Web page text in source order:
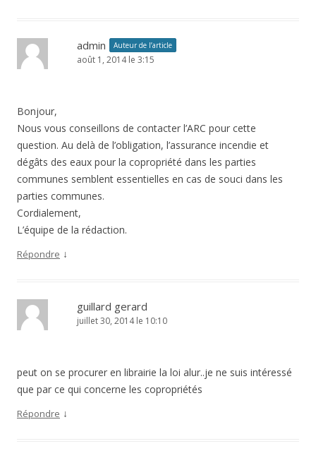
admin Auteur de l’article
août 1, 2014 le 3:15
Bonjour,
Nous vous conseillons de contacter l’ARC pour cette
question. Au delà de l’obligation, l’assurance incendie et
dégâts des eaux pour la copropriété dans les parties
communes semblent essentielles en cas de souci dans les
parties communes.
Cordialement,
L’équipe de la rédaction.
Répondre ↓
guillard gerard
juillet 30, 2014 le 10:10
peut on se procurer en librairie la loi alur..je ne suis intéressé
que par ce qui concerne les copropriétés
Répondre ↓